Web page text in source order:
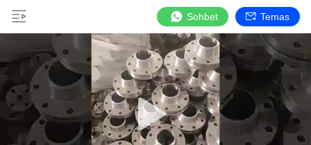
Sohbet Temas